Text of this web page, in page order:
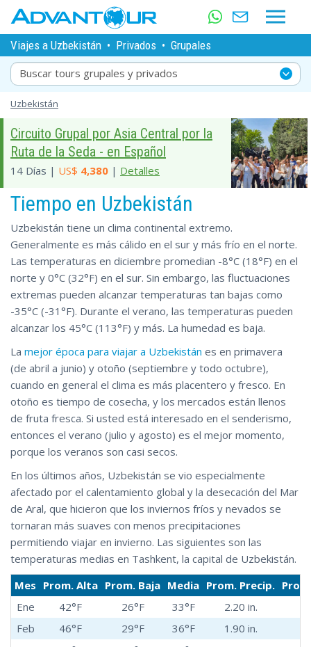
Viajes a Uzbekistán • Privados • Grupales
Buscar tours grupales y privados
Uzbekistán
Circuito Grupal por Asia Central por la
Ruta de la Seda - en Español
14 Días | US$ 4,380 | Detalles
Tiempo en Uzbekistán
Uzbekistán tiene un clima continental extremo.
Generalmente es más cálido en el sur y más frío en el norte.
Las temperaturas en diciembre promedian -8°C (18°F) en el
norte y 0°C (32°F) en el sur. Sin embargo, las fluctuaciones
extremas pueden alcanzar temperaturas tan bajas como
-35°C (-31°F). Durante el verano, las temperaturas pueden
alcanzar los 45°C (113°F) y más. La humedad es baja.
La mejor época para viajar a Uzbekistán es en primavera
(de abril a junio) y otoño (septiembre y todo octubre),
cuando en general el clima es más placentero y fresco. En
otoño es tiempo de cosecha, y los mercados están llenos
de fruta fresca. Si usted está interesado en el senderismo,
entonces el verano (julio y agosto) es el mejor momento,
porque los veranos son casi secos.
En los últimos años, Uzbekistán se vio especialmente
afectado por el calentamiento global y la desecación del Mar
de Aral, que hicieron que los inviernos fríos y nevados se
tornaran más suaves con menos precipitaciones
permitiendo viajar en invierno. Las siguientes son las
temperaturas medias en Tashkent, la capital de Uzbekistán.
Mes Prom. Alta Prom. Baja Media Prom. Precip.
Ene
42°F 26°F 33°F 2.20 in.
Feb
46°F 29°F 36°F 1.90 in.